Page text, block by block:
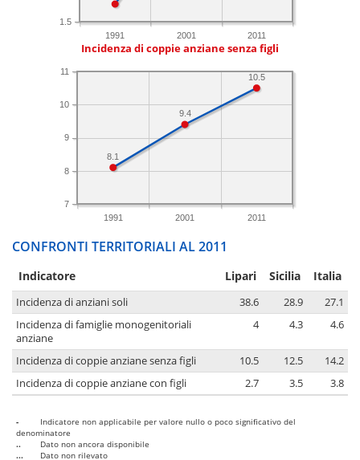
1991 2001 2011
1.5
Incidenza di coppie anziane senza figli
1991 2001 2011
7
8
9
10
11
10.5
9.4
8.1
CONFRONTI TERRITORIALI AL 2011
Indicatore Lipari Sicilia Italia
Incidenza di anziani soli 38.6 28.9
27.1
Incidenza di famiglie monogenitoriali
anziane
4 4.3 4.6
Incidenza di coppie anziane senza figli 10.5 12.5
14.2
Incidenza di coppie anziane con figli
2.7 3.5 3.8
-
Indicatore non applicabile per valore nullo o poco significativo del
denominatore
..
Dato non ancora disponibile
...
Dato non rilevato